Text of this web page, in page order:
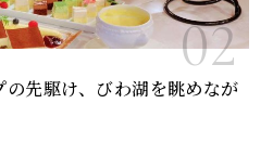
先駆け、びわ湖を眺めなが